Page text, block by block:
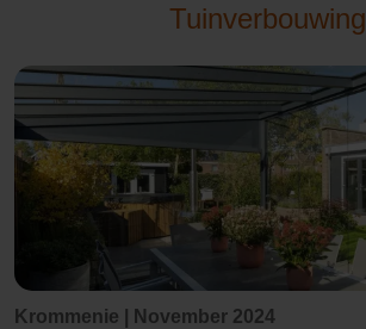
Tuinverbouwing
Krommenie | November 2024